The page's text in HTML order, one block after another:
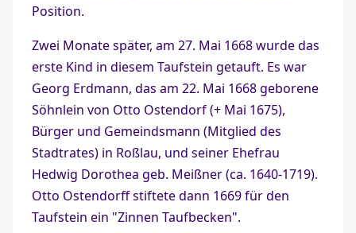
Position.
Zwei Monate später, am 27. Mai 1668 wurde das
erste Kind in diesem Taufstein getauft. Es war
Georg Erdmann, das am 22. Mai 1668 geborene
Söhnlein von Otto Ostendorf (+ Mai 1675),
Bürger und Gemeindsmann (Mitglied des
Stadtrates) in Roßlau, und seiner Ehefrau
Hedwig Dorothea geb. Meißner (ca. 1640-1719).
Otto Ostendorff stiftete dann 1669 für den
Taufstein ein "Zinnen Taufbecken".